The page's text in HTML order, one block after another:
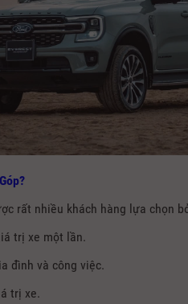
rất nhiều khách hàng lựa chọn
trị xe một lần.
đình và công việc.
trị xe.